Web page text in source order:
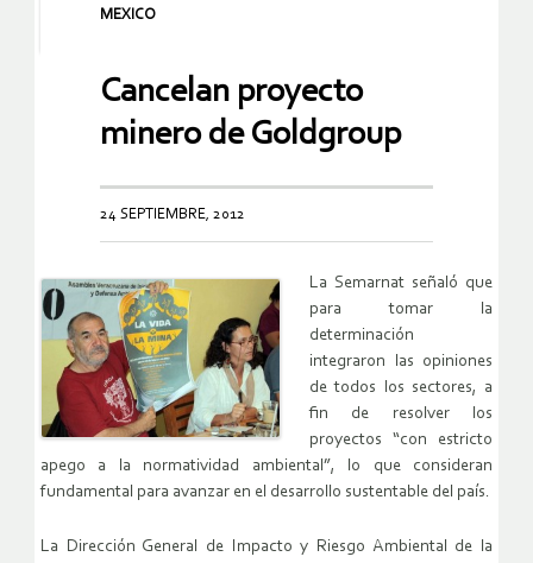
MEXICO
Cancelan proyecto
minero de Goldgroup
24 SEPTIEMBRE, 2012
La Semarnat señaló que
para tomar la
determinación
integraron las opiniones
de todos los sectores, a
fin de resolver los
proyectos “con estricto
apego a la normatividad ambiental”, lo que consideran
fundamental para avanzar en el desarrollo sustentable del país.
La Dirección General de Impacto y Riesgo Ambiental de la